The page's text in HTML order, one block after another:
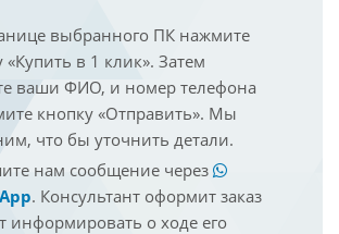
выбранного ПК нажмите
«Купить в 1 клик». Затем
ваши ФИО, и номер телефона
кнопку «Отправить». Мы
что бы уточнить детали.
нам сообщение через
. Консультант оформит заказ
информировать о ходе его